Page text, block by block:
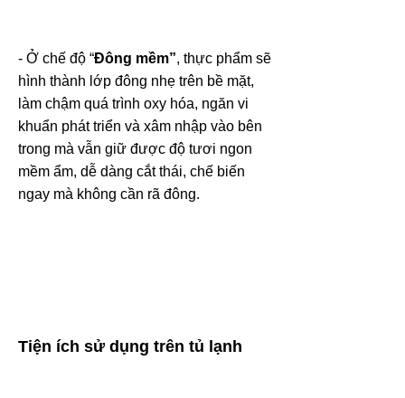
- Ở chế độ “Đông mềm”, thực phẩm sẽ
hình thành lớp đông nhẹ trên bề mặt,
làm chậm quá trình oxy hóa, ngăn vi
khuẩn phát triển và xâm nhập vào bên
trong mà vẫn giữ được độ tươi ngon
mềm ẩm, dễ dàng cắt thái, chế biến
ngay mà không cần rã đông.
Tiện ích sử dụng trên tủ lạnh